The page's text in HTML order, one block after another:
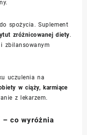
spożycia. Suplement
zróżnicowanej diety.
zbilansowanym
uczulenia na
w ciąży, karmiące
z lekarzem.
– co wyróżnia